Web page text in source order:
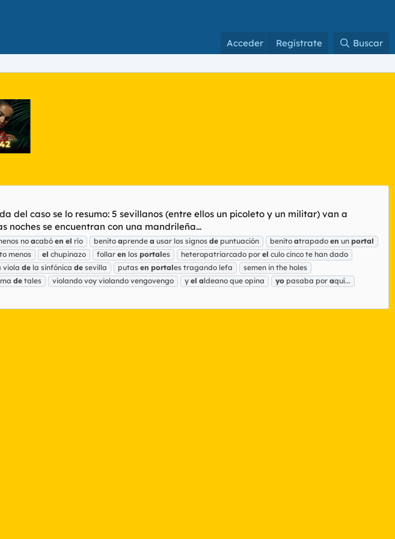
Acceder Regístrate Buscar
del caso se lo resumo: 5 sevillanos (entre ellos un picoleto y un militar) van a
noches se encuentran con una mandrileña...
noacabó en el río benito aprende a usar los signos de puntuación benito atrapado en un portal
menos el chupinazo follar en los portales heteropatriarcado por el culo cinco te han dado
viola de la sinfónica de sevilla putas en portales tragando lefa
semen in the holes
de tales violando voy violando vengovengo y el aldeano que opina yo pasaba por aquí...